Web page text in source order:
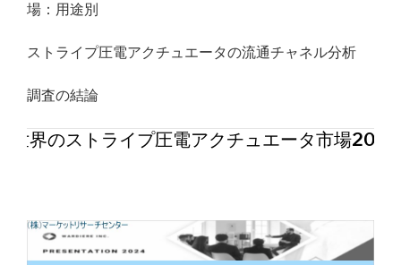
場：用途別
ストライプ圧電アクチュエータの流通チャネル分析
調査の結論
世界のストライプ圧電アクチュエータ市場